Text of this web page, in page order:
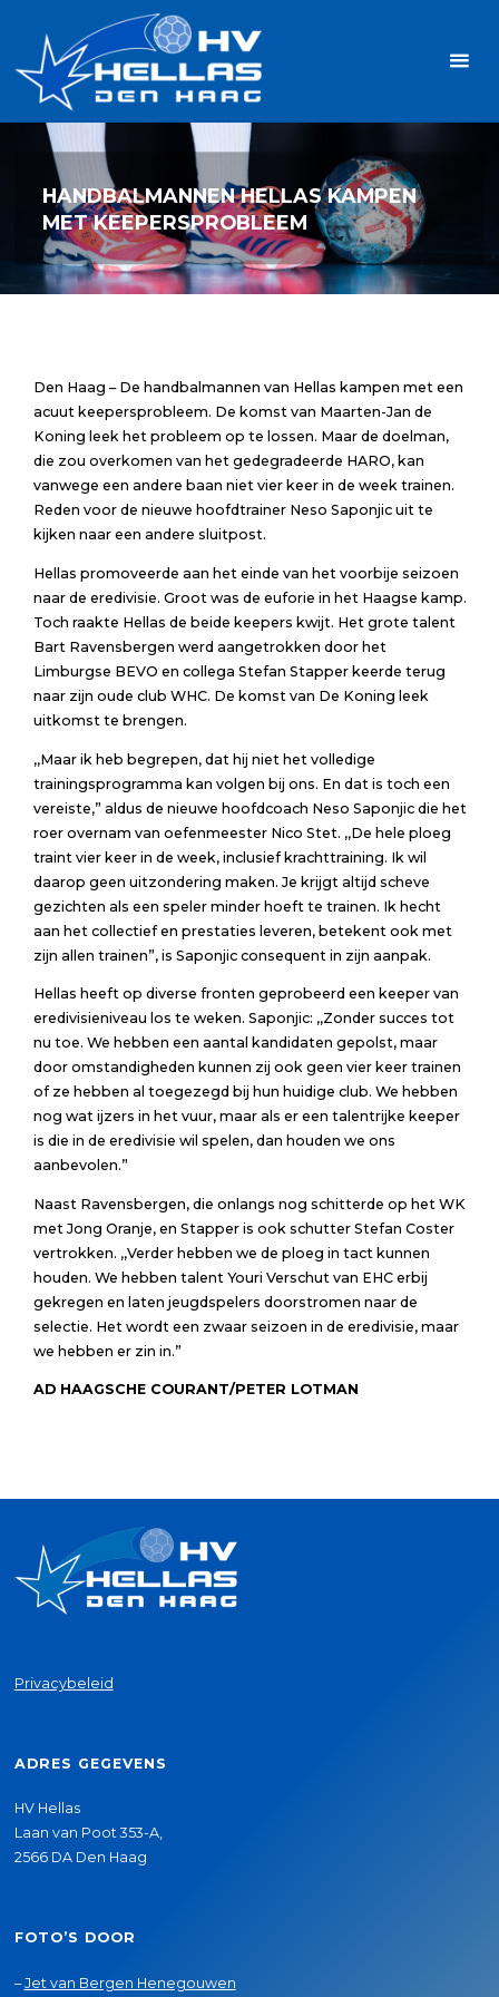
inhoud
HANDBALMANNEN HELLAS KAMPEN
MET KEEPERSPROBLEEM
Den Haag – De handbalmannen van Hellas kampen met een
acuut keepersprobleem. De komst van Maarten-Jan de
Koning leek het probleem op te lossen. Maar de doelman,
die zou overkomen van het gedegradeerde HARO, kan
vanwege een andere baan niet vier keer in de week trainen.
Reden voor de nieuwe hoofdtrainer Neso Saponjic uit te
kijken naar een andere sluitpost.
Hellas promoveerde aan het einde van het voorbije seizoen
naar de eredivisie. Groot was de euforie in het Haagse kamp.
Toch raakte Hellas de beide keepers kwijt. Het grote talent
Bart Ravensbergen werd aangetrokken door het
Limburgse BEVO en collega Stefan Stapper keerde terug
naar zijn oude club WHC. De komst van De Koning leek
uitkomst te brengen.
,,Maar ik heb begrepen, dat hij niet het volledige
trainingsprogramma kan volgen bij ons. En dat is toch een
vereiste,” aldus de nieuwe hoofdcoach Neso Saponjic die het
roer overnam van oefenmeester Nico Stet. ,,De hele ploeg
traint vier keer in de week, inclusief krachttraining. Ik wil
daarop geen uitzondering maken. Je krijgt altijd scheve
gezichten als een speler minder hoeft te trainen. Ik hecht
aan het collectief en prestaties leveren, betekent ook met
zijn allen trainen”, is Saponjic consequent in zijn aanpak.
Hellas heeft op diverse fronten geprobeerd een keeper van
eredivisieniveau los te weken. Saponjic: ,,Zonder succes tot
nu toe. We hebben een aantal kandidaten gepolst, maar
door omstandigheden kunnen zij ook geen vier keer trainen
of ze hebben al toegezegd bij hun huidige club. We hebben
nog wat ijzers in het vuur, maar als er een talentrijke keeper
is die in de eredivisie wil spelen, dan houden we ons
aanbevolen.”
Naast Ravensbergen, die onlangs nog schitterde op het WK
met Jong Oranje, en Stapper is ook schutter Stefan Coster
vertrokken. ,,Verder hebben we de ploeg in tact kunnen
houden. We hebben talent Youri Verschut van EHC erbij
gekregen en laten jeugdspelers doorstromen naar de
selectie. Het wordt een zwaar seizoen in de eredivisie, maar
we hebben er zin in.”
AD HAAGSCHE COURANT/PETER LOTMAN
Privacybeleid
ADRES GEGEVENS
HV Hellas
Laan van Poot 353-A,
2566 DA Den Haag
FOTO’S DOOR
–Jet van Bergen Henegouwen